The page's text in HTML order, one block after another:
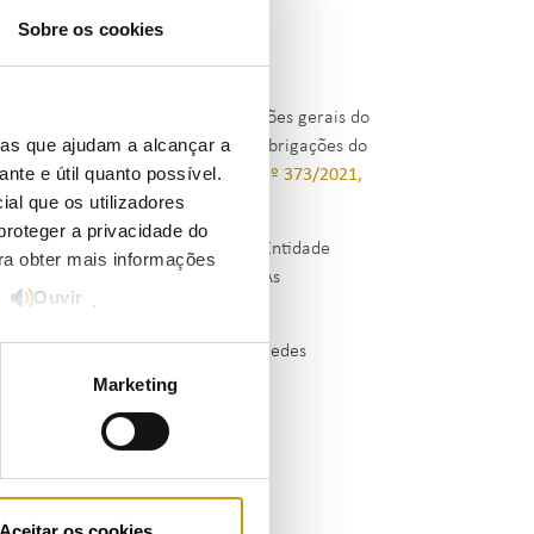
Sobre os cookies
que ajudam a alcançar a
e útil quanto possível.
que os utilizadores
a privacidade do
obter mais informações
Ouvir .
Marketing
pública referente às condições gerais do
o qual formaliza os direitos e obrigações do
utiliza a RESP [Regulamento n.º 373/2021,
do autoconsumo individual, ou a Entidade
num autoconsumo coletivo. As
efeito.
dos contratos de uso das redes
de dezembro de 2021.